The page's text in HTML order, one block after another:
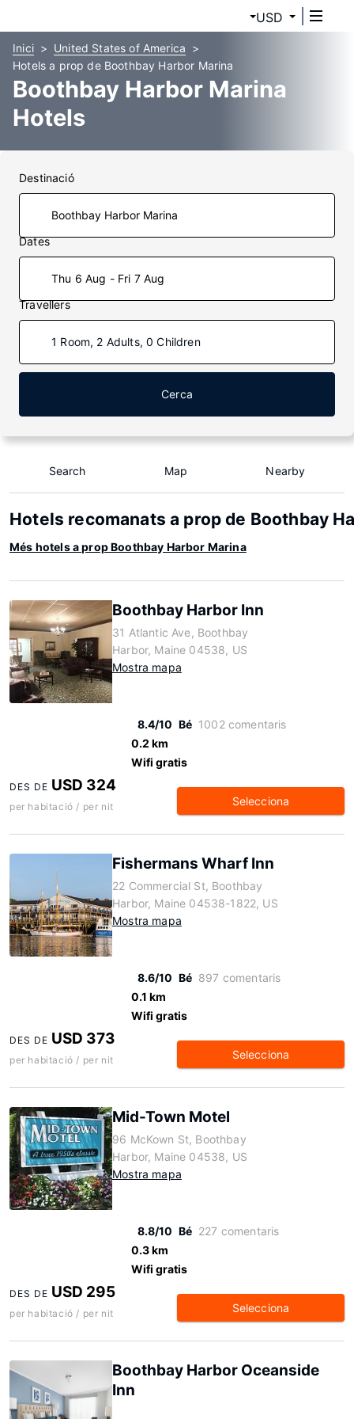
USD
Inici
United States of America
Hotels a prop de Boothbay Harbor Marina
Boothbay Harbor Marina
Hotels
Destinació
Dates
Thu 6 Aug - Fri 7 Aug
Travellers
1 Room, 2 Adults, 0 Children
Cerca
Search Map Nearby
Hotels recomanats a prop de Boothbay
Més hotels a prop Boothbay Harbor Marina
Boothbay Harbor Inn
31 Atlantic Ave, Boothbay
Harbor, Maine 04538, US
Mostra mapa
8.4/10 Bé 1002 comentaris
0.2 km
Wifi gratis
DES DE USD 324
per habitació / per nit Selecciona
Fishermans Wharf Inn
22 Commercial St, Boothbay
Harbor, Maine 04538-1822, US
Mostra mapa
8.6/10 Bé 897 comentaris
0.1 km
Wifi gratis
DES DE USD 373
per habitació / per nit Selecciona
Mid-Town Motel
96 McKown St, Boothbay
Harbor, Maine 04538, US
Mostra mapa
8.8/10 Bé 227 comentaris
0.3 km
Wifi gratis
DES DE USD 295
per habitació / per nit Selecciona
Boothbay Harbor Oceanside
Inn